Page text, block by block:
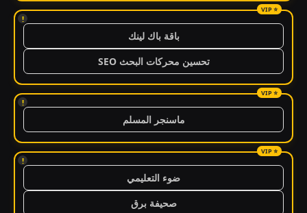
!
باقة باك لينك
تحسين محركات البحث SEO
!
ماسنجر المسلم
!
ضوء التعليمي
صحيفة برق